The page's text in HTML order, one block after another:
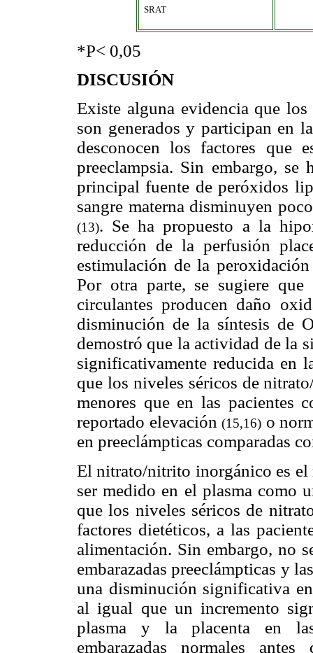
SRAT
*P< 0,05
DISCUSIÓN
Existe alguna evidencia que
son generados y participan en
desconocen los factores que
preeclampsia. Sin embargo,
principal fuente de peróxidos
sangre materna disminuyen
(13). Se ha propuesto a la
reducción de la perfusión
estimulación de la
Por otra parte, se sugiere
circulantes producen daño
disminución de la síntesis de
demostró que la actividad de la
significativamente reducida en
que los niveles séricos de
menores que en las pacientes
reportado elevación (15,16) o
en preeclámpticas comparadas
El nitrato/nitrito inorgánico es
ser medido en el plasma como
que los niveles séricos de
factores dietéticos, a las
alimentación. Sin embargo, no
embarazadas preeclámpticas y
una disminución significativa
al igual que un incremento
plasma y la placenta en las
embarazadas normales